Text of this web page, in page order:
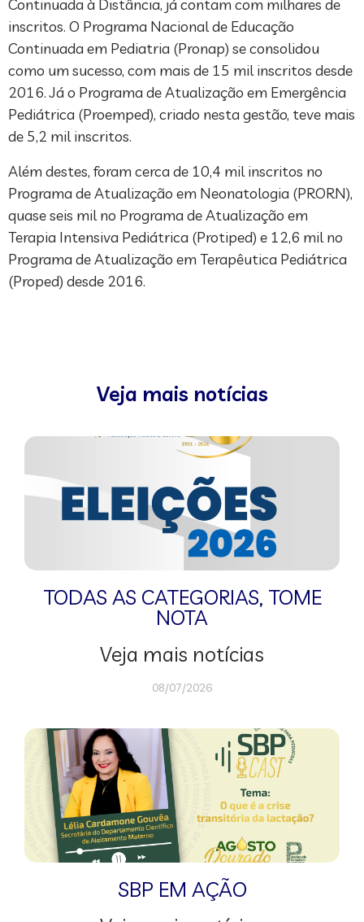
Continuada à Distância, já contam com milhares de
inscritos. O Programa Nacional de Educação
Continuada em Pediatria (Pronap) se consolidou
como um sucesso, com mais de 15 mil inscritos desde
2016. Já o Programa de Atualização em Emergência
Pediátrica (Proemped), criado nesta gestão, teve mais
de 5,2 mil inscritos.
Além destes, foram cerca de 10,4 mil inscritos no
Programa de Atualização em Neonatologia (PRORN),
quase seis mil no Programa de Atualização em
Terapia Intensiva Pediátrica (Protiped) e 12,6 mil no
Programa de Atualização em Terapêutica Pediátrica
(Proped) desde 2016.
Veja mais notícias
TODAS AS CATEGORIAS, TOME
NOTA
Veja mais notícias
08/07/2026
SBP EM AÇÃO